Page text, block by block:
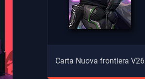
Carta Nuova frontiera V26